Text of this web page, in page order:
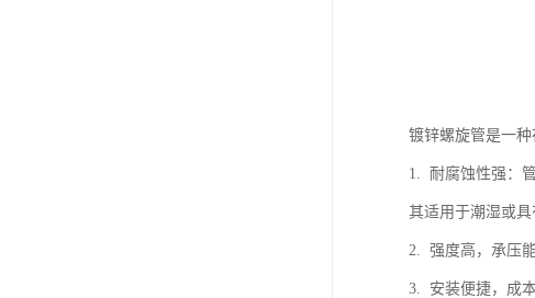
镀锌螺旋管是一
1. 耐腐蚀性强：
其适用于潮湿或具
2. 强度高，承压
3. 安装便捷，成